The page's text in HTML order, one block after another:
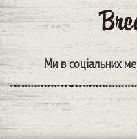
Ми в соціальних